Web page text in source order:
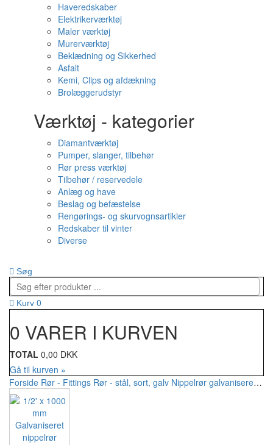
Haveredskaber
Elektrikerværktøj
Maler værktøj
Murerværktøj
Beklædning og Sikkerhed
Asfalt
Kemi, Clips og afdækning
Brolæggerudstyr
Værktøj - kategorier
Diamantværktøj
Pumper, slanger, tilbehør
Rør press værktøj
Tilbehør / reservedele
Anlæg og have
Beslag og befæstelse
Rengørings- og skurvognsartikler
Redskaber til vinter
Diverse
Søg
Kurv 0
0 VARER I KURVEN
TOTAL 0,00 DKK
Gå til kurven »
Forside Rør - Fittings Rør - stål, sort, galv Nippelrør galvaniseret 1/